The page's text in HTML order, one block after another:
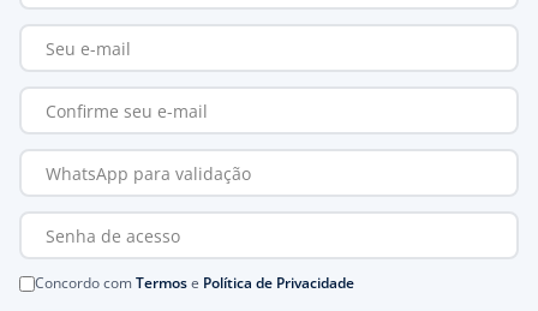
Concordo comTermose Política de Privacidade